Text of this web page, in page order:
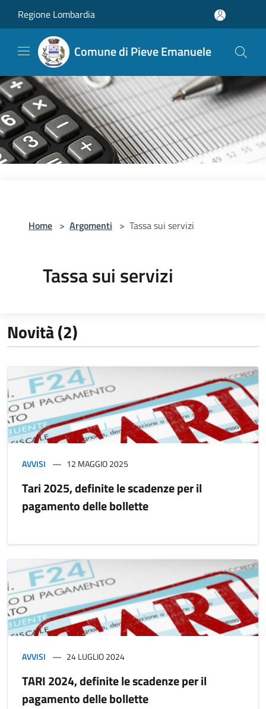
Regione Lombardia
Comune di Pieve Emanuele
Home > Argomenti > Tassa sui servizi
Tassa sui servizi
Novità (2)
AVVISI 12 MAGGIO 2025
Tari 2025, definite le scadenze per il
pagamento delle bollette
AVVISI 24 LUGLIO 2024
TARI 2024, definite le scadenze per il
pagamento delle bollette